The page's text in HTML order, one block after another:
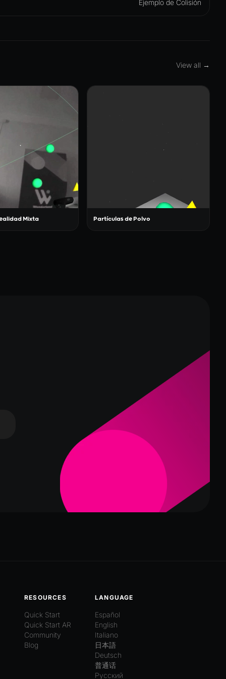
Ejemplo de Colisión
View all →
Mixta Partículas de Polvo
RESOURCES
Quick Start
Quick Start AR
Community
Blog
LANGUAGE
Español
English
Italiano
日本語
Deutsch
普通话
Русский